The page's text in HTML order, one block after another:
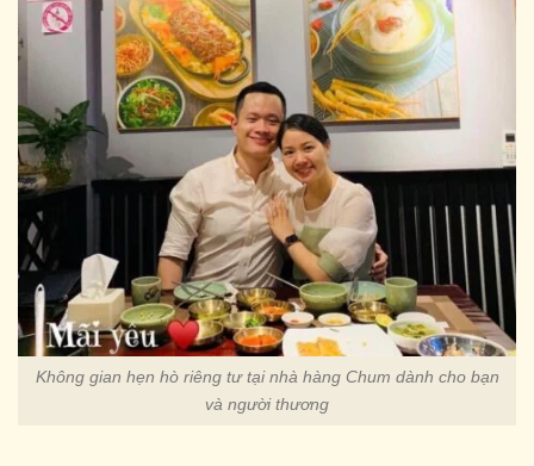
Không gian hẹn hò riêng tư tại nhà hàng Chum dành cho bạn
và người thương